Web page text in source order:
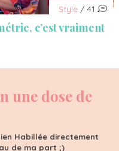
Style / 41
c’est vraiment
une dose de
Habillée directement
de ma part ;)